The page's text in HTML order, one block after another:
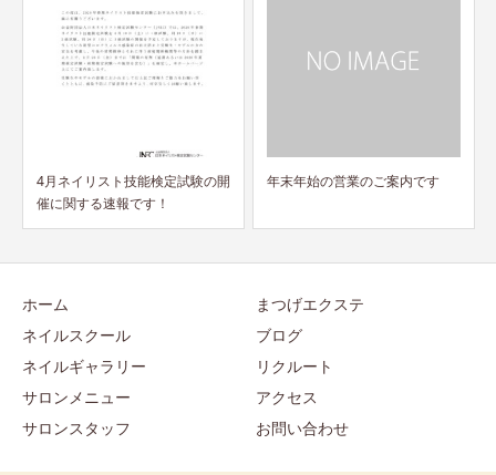
4月ネイリスト技能検定試験の開
催に関する速報です！
年末年始の営業のご案内です
ホーム
ネイルスクール
ネイルギャラリー
サロンメニュー
サロンスタッフ
まつげエクステ
ブログ
リクルート
アクセス
お問い合わせ